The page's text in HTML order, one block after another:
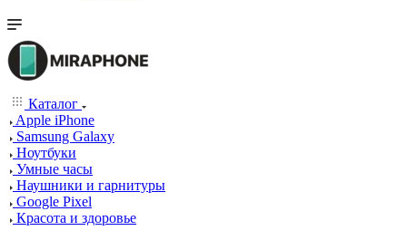
Каталог
Apple iPhone
Samsung Galaxy
Ноутбуки
Умные часы
Наушники и гарнитуры
Google Pixel
Красота и здоровье